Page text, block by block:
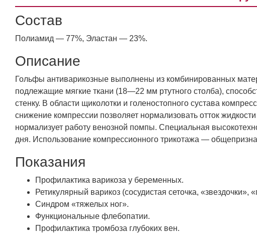
Состав
Полиамид — 77%, Эластан — 23%.
Описание
Гольфы антиварикозные выполнены из комбинированных
подлежащие мягкие ткани (18—22 мм ртутного столба),
стенку. В области щиколотки и голеностопного сустава
снижение компрессии позволяет нормализовать отток
нормализует работу венозной помпы. Специальная
дня. Использование компрессионного трикотажа —
Показания
Профилактика варикоза у беременных.
Ретикулярный варикоз (сосудистая сеточка, «звездочки»,
Синдром «тяжелых ног».
Функциональные флебопатии.
Профилактика тромбоза глубоких вен.